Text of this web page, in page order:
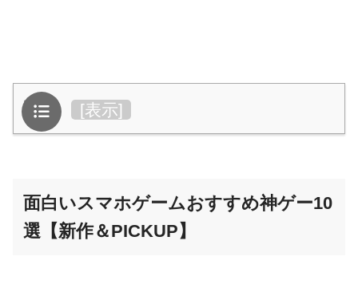
目次 [表示]
面白いスマホゲームおすすめ神ゲー10
選【新作＆PICKUP】